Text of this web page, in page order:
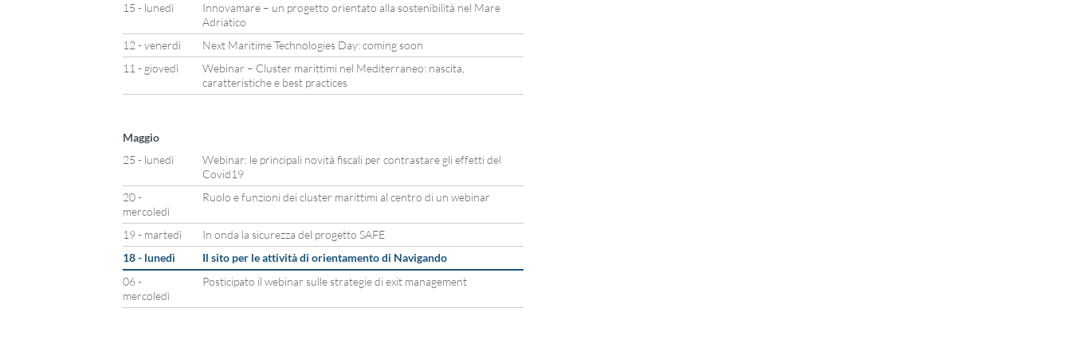
15 - lunedì
Innovamare – un progetto orientato alla sostenibilità nel Mare
Adriatico
12 - venerdì
Next Maritime Technologies Day: coming soon
11 - giovedì
Webinar – Cluster marittimi nel Mediterraneo: nascita,
caratteristiche e best practices
Maggio
25 - lunedì
Webinar: le principali novità fiscali per contrastare gli effetti del
Covid19
20 -
mercoledì
Ruolo e funzioni dei cluster marittimi al centro di un webinar
19 - martedì
In onda la sicurezza del progetto SAFE
18 - lunedì
Il sito per le attività di orientamento di Navigando
06 -
mercoledì
Posticipato il webinar sulle strategie di exit management